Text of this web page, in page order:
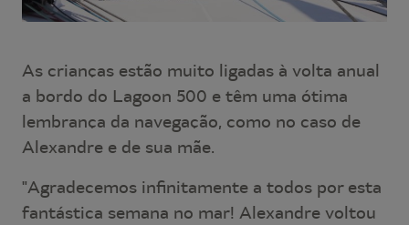
As crianças estão muito ligadas à volta anual
a bordo do Lagoon 500 e têm uma ótima
lembrança da navegação, como no caso de
Alexandre e de sua mãe.
"Agradecemos infinitamente a todos por esta
fantástica semana no mar! Alexandre voltou